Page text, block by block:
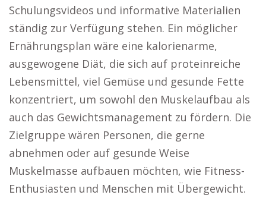
Schulungsvideos und informative Materialien
ständig zur Verfügung stehen. Ein möglicher
Ernährungsplan wäre eine kalorienarme,
ausgewogene Diät, die sich auf proteinreiche
Lebensmittel, viel Gemüse und gesunde Fette
konzentriert, um sowohl den Muskelaufbau als
auch das Gewichtsmanagement zu fördern. Die
Zielgruppe wären Personen, die gerne
abnehmen oder auf gesunde Weise
Muskelmasse aufbauen möchten, wie Fitness-
Enthusiasten und Menschen mit Übergewicht.